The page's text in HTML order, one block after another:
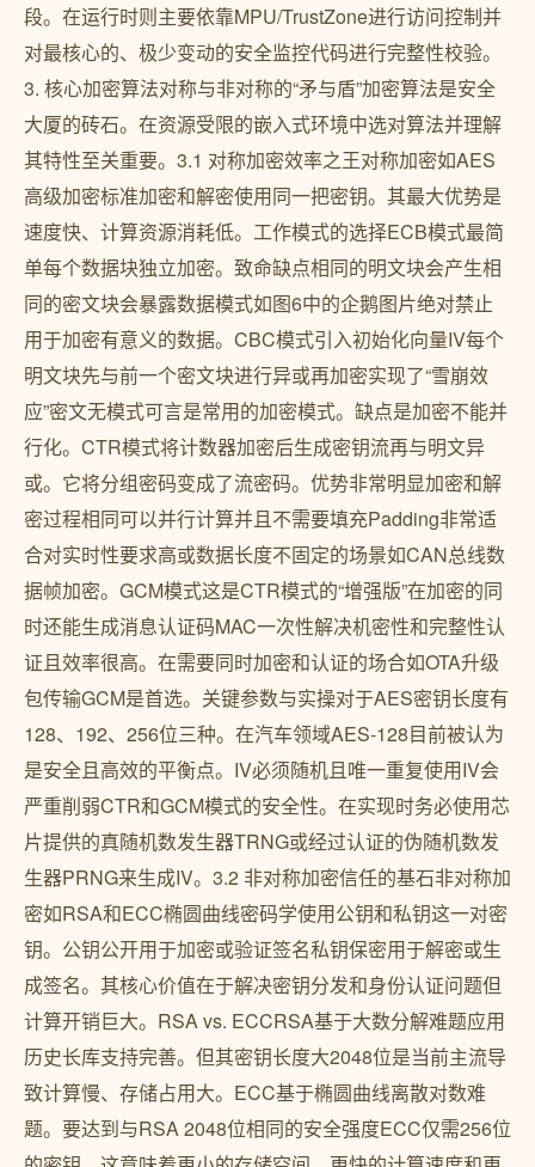
段。在运行时则主要依靠MPU/TrustZone进行访问控制并
对最核心的、极少变动的安全监控代码进行完整性校验。
3. 核心加密算法对称与非对称的“矛与盾”加密算法是安全
大厦的砖石。在资源受限的嵌入式环境中选对算法并理解
其特性至关重要。3.1 对称加密效率之王对称加密如AES
高级加密标准加密和解密使用同一把密钥。其最大优势是
速度快、计算资源消耗低。工作模式的选择ECB模式最简
单每个数据块独立加密。致命缺点相同的明文块会产生相
同的密文块会暴露数据模式如图6中的企鹅图片绝对禁止
用于加密有意义的数据。CBC模式引入初始化向量IV每个
明文块先与前一个密文块进行异或再加密实现了“雪崩效
应”密文无模式可言是常用的加密模式。缺点是加密不能并
行化。CTR模式将计数器加密后生成密钥流再与明文异
或。它将分组密码变成了流密码。优势非常明显加密和解
密过程相同可以并行计算并且不需要填充Padding非常适
合对实时性要求高或数据长度不固定的场景如CAN总线数
据帧加密。GCM模式这是CTR模式的“增强版”在加密的同
时还能生成消息认证码MAC一次性解决机密性和完整性认
证且效率很高。在需要同时加密和认证的场合如OTA升级
包传输GCM是首选。关键参数与实操对于AES密钥长度有
128、192、256位三种。在汽车领域AES-128目前被认为
是安全且高效的平衡点。IV必须随机且唯一重复使用IV会
严重削弱CTR和GCM模式的安全性。在实现时务必使用芯
片提供的真随机数发生器TRNG或经过认证的伪随机数发
生器PRNG来生成IV。3.2 非对称加密信任的基石非对称加
密如RSA和ECC椭圆曲线密码学使用公钥和私钥这一对密
钥。公钥公开用于加密或验证签名私钥保密用于解密或生
成签名。其核心价值在于解决密钥分发和身份认证问题但
计算开销巨大。RSA vs. ECCRSA基于大数分解难题应用
历史长库支持完善。但其密钥长度大2048位是当前主流导
致计算慢、存储占用大。ECC基于椭圆曲线离散对数难
题。要达到与RSA 2048位相同的安全强度ECC仅需256位